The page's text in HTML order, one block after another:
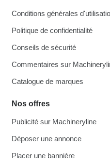
Conditions générales
Politique de confidentialité
Conseils de sécurité
Commentaires sur
Catalogue de marques
Nos offres
Publicité sur Machineryline
Déposer une annonce
Placer une bannière